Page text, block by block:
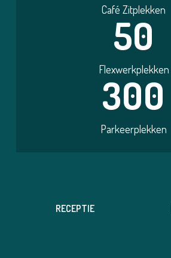
Café Zitplekken
50
Flexwerkplekken
300
Parkeerplekken
RECEPTIE